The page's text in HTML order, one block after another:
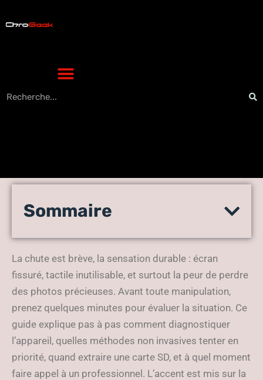
Récupérer les données d’un
le processus sécurisé
Sommaire
La chute est brève, la sensation durable : écran
fissuré, tactile inutilisable, et surtout la peur de perdre
des photos précieuses. Avant toute manipulation,
prenez quelques minutes pour évaluer la situation. Ce
guide explique pas à pas comment diagnostiquer
l’appareil, quelles méthodes non invasives tenter en
priorité, quand extraire une carte SD, et à quel moment
faire appel à un professionnel. L’accent est mis sur la